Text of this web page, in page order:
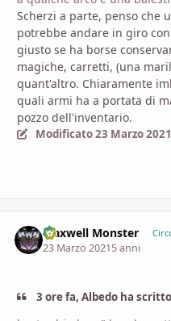
Scherzi a parte, penso che
potrebbe andare in giro
giusto se ha borse
magiche, carretti, (una
quant'altro. Chiaramente
quali armi ha a portata di
pozzo dell'inventario.
Modificato23 Marzo 2021
Maxwell Monster
23 Marzo 20215 anni
3 ore fa, Albedo ha